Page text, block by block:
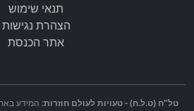
תנאי שימוש
הצהרת נגישות
אתר הכנסת
טל"ח (ט.ל.ח) - טעויות לעולם חוזרות: